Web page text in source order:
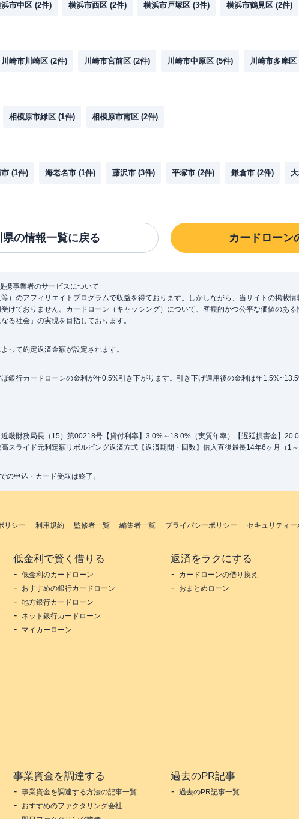
市中区 (2件) 横浜市西区 (2件) 横浜市戸塚区 (3件) 横浜市鶴見区 (2件)
川崎市川崎区 (2件) 川崎市宮前区 (2件) 川崎市中原区 (5件) 川崎市多摩区
相模原市緑区 (1件) 相模原市南区 (2件)
(1件) 海老名市 (1件) 藤沢市 (3件) 平塚市 (2件) 鎌倉市 (2件)
県の情報一覧に戻る カードローン
携事業者のサービスについて
）のアフィリエイトプログラムで収益を得ております。しかしながら、当サイトの掲載
けておりません。カードローン（キャッシング）について、客観的かつ公平な価値のあ
る社会」の実現を目指しております。
って約定返済金額が設定されます。
銀行カードローンの金利が年0.5%引き下がります。引き下げ適用後の金利は年
畿財務局長（15）第00218号【貸付利率】3.0%～18.0%（実質年率）【遅延損害金】
スライド元利定額リボルビング返済方式【返済期間・回数】借入直後最長14年6ヶ月（1
申込・カード受取は終了。
リシー 利用規約 監修者一覧 編集者一覧 プライバシーポリシー セキュリティー
低金利で賢く借りる
低金利のカードローン
おすすめの銀行カードローン
地方銀行カードローン
ネット銀行カードローン
マイカーローン
返済をラクにする
カードローンの借り換え
おまとめローン
事業資金を調達する
事業資金を調達する方法の記事一覧
おすすめのファクタリング会社
過去のPR記事
過去のPR記事一覧